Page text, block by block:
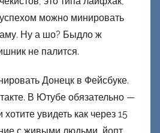
можно минировать
Ну а шо? Быдло ж
не палится.
Донецк в Фейсбуке.
В Ютубе обязательно —
хотите увидеть как через 15